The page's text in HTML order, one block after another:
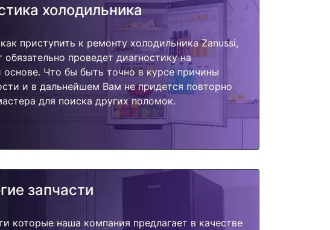
холодильника
приступить к ремонту холодильника Zanussi,
обязательно проведет диагностику на
основе. Что бы быть точно в курсе причины
и в дальнейшем Вам не придется повторно
для поиска других поломок.
запчасти
которые наша компания предлагает в качестве